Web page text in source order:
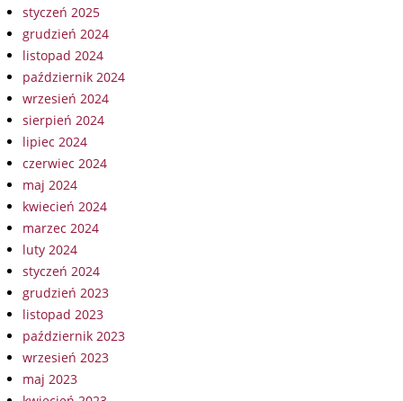
styczeń 2025
grudzień 2024
listopad 2024
październik 2024
wrzesień 2024
sierpień 2024
lipiec 2024
czerwiec 2024
maj 2024
kwiecień 2024
marzec 2024
luty 2024
styczeń 2024
grudzień 2023
listopad 2023
październik 2023
wrzesień 2023
maj 2023